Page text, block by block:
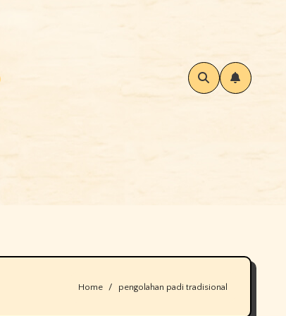
Home pengolahan padi tradisional